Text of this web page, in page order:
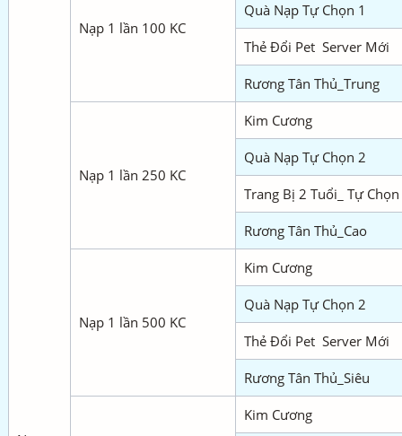
Nạp 1 lần 100 KC
Quà Nạp Tự Chọn 1
Thẻ Đổi Pet Server Mới
Rương Tân Thủ_Trung
Nạp 1 lần 250 KC
Kim Cương
Quà Nạp Tự Chọn 2
Trang Bị 2 Tuổi_ Tự Chọn
Rương Tân Thủ_Cao
Nạp 1 lần 500 KC
Kim Cương
Quà Nạp Tự Chọn 2
Thẻ Đổi Pet Server Mới
Rương Tân Thủ_Siêu
Kim Cương